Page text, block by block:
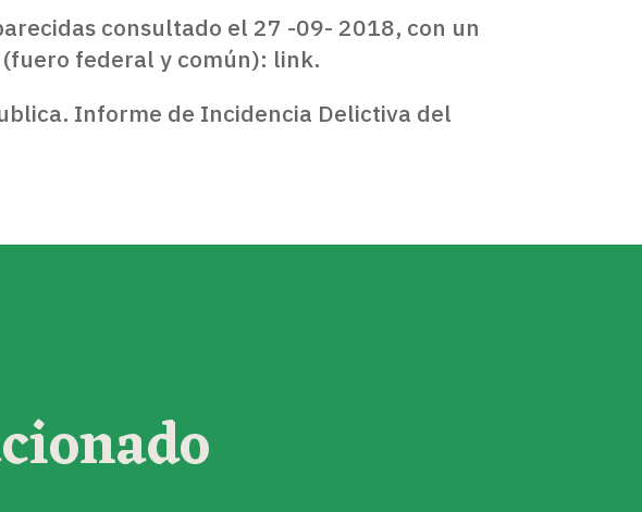
consultado el 27 -09- 2018, con un
federal y común): link.
Informe de Incidencia Delictiva del